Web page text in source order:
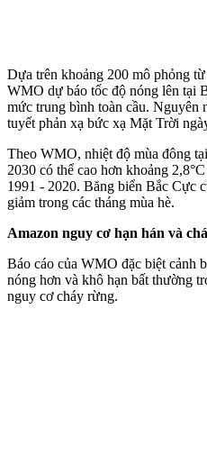
Dựa trên khoảng 200 mô phỏng
WMO dự báo tốc độ nóng lên tại
mức trung bình toàn cầu. Nguyên
tuyết phản xạ bức xạ Mặt Trời
Theo WMO, nhiệt độ mùa đông
2030 có thể cao hơn khoảng
1991 - 2020. Băng biển Bắc Cực
giảm trong các tháng mùa hè.
Amazon nguy cơ hạn hán và
Báo cáo của WMO đặc biệt cảnh
nóng hơn và khô hạn bất thường
nguy cơ cháy rừng.